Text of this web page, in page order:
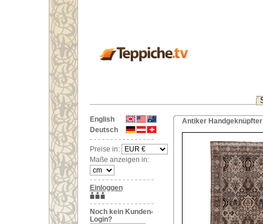
English
Deutsch
Preise in:
Maße anzeigen in:
Einloggen
Noch kein Kunden-
Login?
Antiker Handgeknüpfter